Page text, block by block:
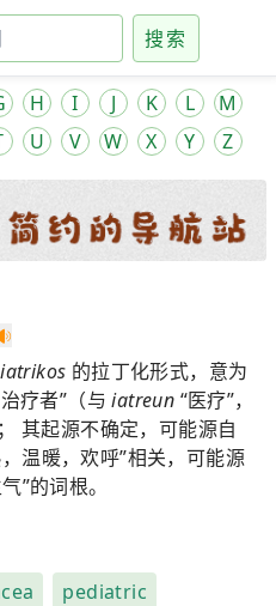
搜索
H I J K L
M
U V W X Y Z
iatrikos 的拉丁化形式，意为
疗者”（与iatreun “医疗”，
其起源不确定，可能源自
温暖，欢呼”相关，可能源
”的词根。
pediatric